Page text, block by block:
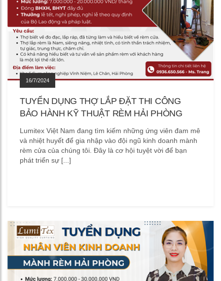
16/7/2024
TUYỂN DỤNG THỢ LẮP ĐẶT THI CÔNG
BẢO HÀNH KỸ THUẬT RÈM HẢI PHÒNG
Lumitex Việt Nam đang tìm kiếm những ứng viên đam mê
và nhiệt huyết để gia nhập vào đội ngũ kinh doanh mành
rèm cửa của chúng tôi. Đây là cơ hội tuyệt vời để bạn
phát triển sự [...]